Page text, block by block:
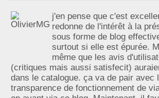
j'en pense que c'est
redonne de l'intérêt à la
sous forme de blog
surtout si elle est épurée.
même que les avis
(critiques mais aussi satisfecit)
dans le catalogue. ça va de pair avec
transparence de fonctionnement de